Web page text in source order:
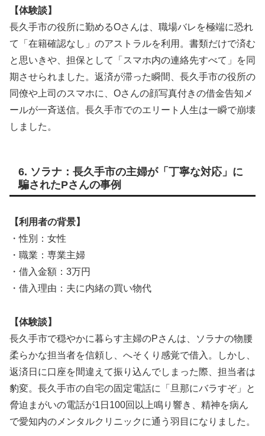
【体験談】
長久手市の役所に勤めるOさんは、職場バレを極端に恐れ
て「在籍確認なし」のアストラルを利用。書類だけで済む
と思いきや、担保として「スマホ内の連絡先すべて」を同
期させられました。返済が滞った瞬間、長久手市の役所の
同僚や上司のスマホに、Oさんの顔写真付きの借金告知メ
ールが一斉送信。長久手市でのエリート人生は一瞬で崩壊
しました。
6. ソラナ：長久手市の主婦が「丁寧な対応」に
騙されたPさんの事例
【利用者の背景】
・性別：女性
・職業：専業主婦
・借入金額：3万円
・借入理由：夫に内緒の買い物代
【体験談】
長久手市で穏やかに暮らす主婦のPさんは、ソラナの物腰
柔らかな担当者を信頼し、へそくり感覚で借入。しかし、
返済日に口座を間違えて振り込んでしまった際、担当者は
豹変。長久手市の自宅の固定電話に「旦那にバラすぞ」と
脅迫まがいの電話が1日100回以上鳴り響き、精神を病ん
で愛知内のメンタルクリニックに通う羽目になりました。